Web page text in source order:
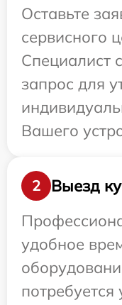
Оставьте
сервисного
Специалист
запрос для
Вашего
2
Выезд
удобное